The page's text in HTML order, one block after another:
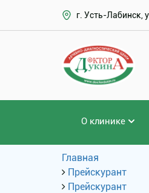
г. Усть-Лабинск,
О клинике
Главная
Прейскурант
Прейскурант